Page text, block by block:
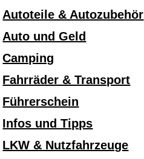
Autoteile & Autozubehör
Auto und Geld
Camping
Fahrräder & Transport
Führerschein
Infos und Tipps
LKW & Nutzfahrzeuge